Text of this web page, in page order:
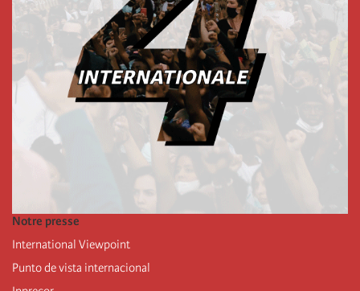
Notre presse
International Viewpoint
Punto de vista internacional